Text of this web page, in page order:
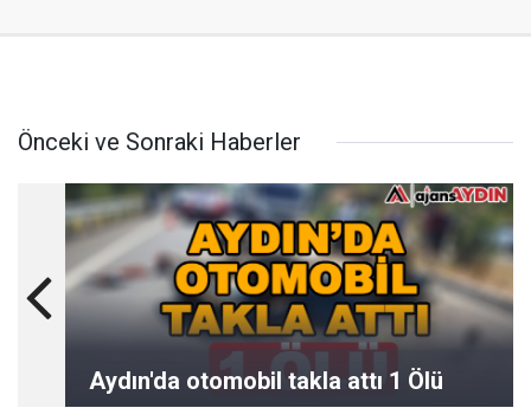
Önceki ve Sonraki Haberler
Aydın'da otomobil takla attı 1 Ölü